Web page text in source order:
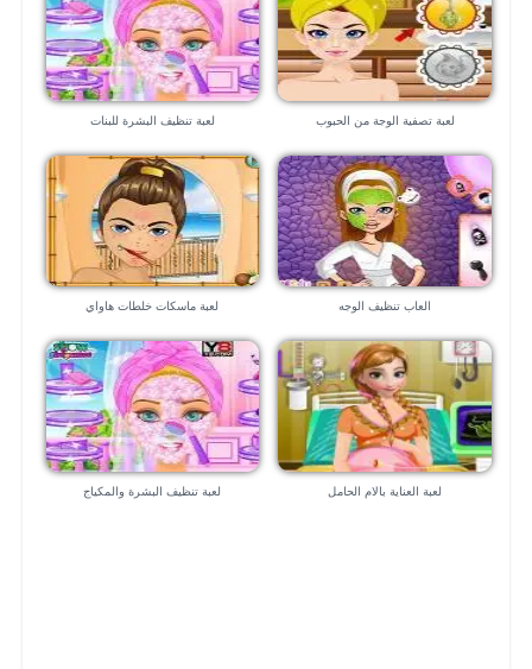
لعبة تصفية الوجة من الحبوب لعبة تنظيف البشرة للبنات
العاب تنظيف الوجه لعبة ماسكات خلطات هاواي
لعبة العناية بالام الحامل لعبة تنظيف البشرة والمكياج